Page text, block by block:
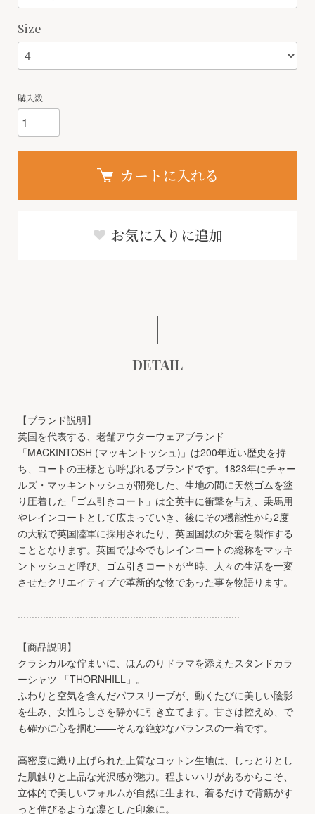
Size
購入数
カートに入れる
お気に入りに追加
DETAIL
【ブランド説明】
英国を代表する、老舗アウターウェアブランド
「MACKINTOSH (マッキントッシュ)」は200年近い歴史を持
ち、コートの王様とも呼ばれるブランドです。1823年にチャー
ルズ・マッキントッシュが開発した、生地の間に天然ゴムを塗
り圧着した「ゴム引きコート」は全英中に衝撃を与え、乗馬用
やレインコートとして広まっていき、後にその機能性から2度
の大戦で英国陸軍に採用されたり、英国国鉄の外套を製作する
こととなります。英国では今でもレインコートの総称をマッキ
ントッシュと呼び、ゴム引きコートが当時、人々の生活を一変
させたクリエイティブで革新的な物であった事を物語ります。
...............................................................................
【商品説明】
クラシカルな佇まいに、ほんのりドラマを添えたスタンドカラ
ーシャツ 「THORNHILL」。
ふわりと空気を含んだパフスリーブが、動くたびに美しい陰影
を生み、女性らしさを静かに引き立てます。甘さは控えめ、で
も確かに心を掴む——そんな絶妙なバランスの一着です。
高密度に織り上げられた上質なコットン生地は、しっとりとし
た肌触りと上品な光沢感が魅力。程よいハリがあるからこそ、
立体的で美しいフォルムが自然に生まれ、着るだけで背筋がす
っと伸びるような凛とした印象に。